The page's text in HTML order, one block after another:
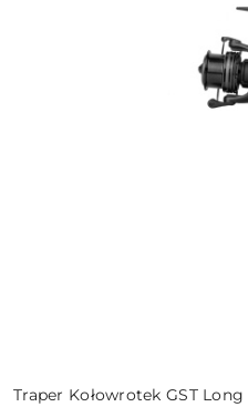
Traper Kołowrotek GST